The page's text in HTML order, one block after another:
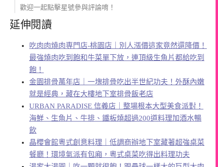
歡迎一起點擊星號參與評論唷！
延伸閱讀
吃肉肉燒肉専門店-桃園店｜別人漲價這家竟然還降價！
最強燒肉吃到飽和牛菜單下放，連頂級生魚片都給吃到
飽！
金園排骨萬年店｜一塊排骨吃出半世紀功夫！外酥內嫩
就是經典，藏在大樓地下室排骨飯老店
URBAN PARADISE 信義店｜整場根本大型美食派對！
海鮮、生魚片、牛排、鐵板燒超過200道料理加酒水暢
飲
晶櫻會館粵式創意料理｜低調商辦地下室藏著超強桌菜
餐廳！環境氣派有包廂，粵式桌菜吃得出料理功夫